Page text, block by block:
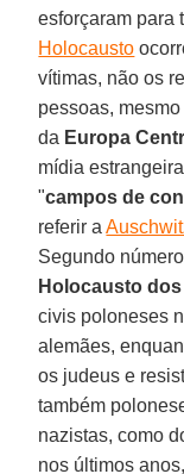
esforçaram para
Holocausto
vítimas, não os
pessoas,
da Europa
mídia
"campos de
referir a
Segundo
Holocausto dos
civis poloneses
alemães,
os judeus e
também
nazistas, como
nos últimos